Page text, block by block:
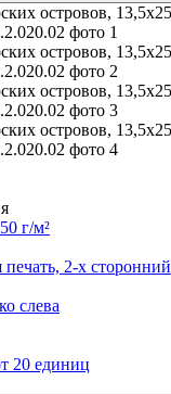
г/м²
2-х сторонний
слева
20 единиц